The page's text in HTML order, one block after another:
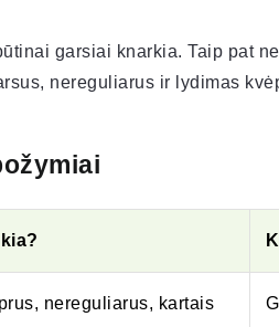
garsiai knarkia. Taip pat
nereguliarus ir lydimas
nereguliarus, kartais